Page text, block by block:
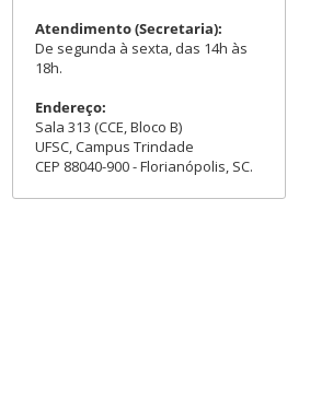
Atendimento (Secretaria):
De segunda à sexta, das 14h às
18h.
Endereço:
Sala 313 (CCE, Bloco B)
UFSC, Campus Trindade
CEP 88040-900 - Florianópolis, SC.